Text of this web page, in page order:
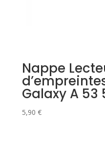
Nappe
Galaxy A 53
5,90 €